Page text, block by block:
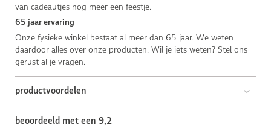
van cadeautjes nog meer een feestje.
65 jaar ervaring
Onze fysieke winkel bestaat al meer dan 65 jaar. We weten
daardoor alles over onze producten. Wil je iets weten? Stel ons
gerust al je vragen.
productvoordelen
beoordeeld met een 9,2